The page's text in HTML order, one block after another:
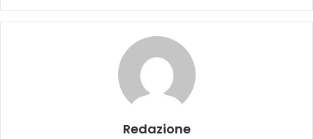
Redazione